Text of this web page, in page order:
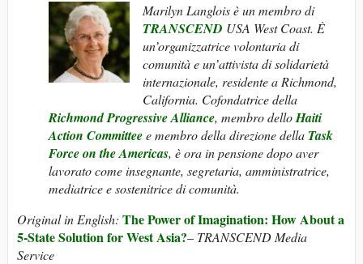
Marilyn Langlois è un membro di
TRANSCEND USA West Coast. È
un’organizzatrice volontaria di
comunità e un’attivista di solidarietà
internazionale, residente a Richmond,
California. Cofondatrice della
Richmond Progressive Alliance, membro delloHaiti
Action Committeee membro della direzione della Task
Force on the Americas, è ora in pensione dopo aver
lavorato come insegnante, segretaria, amministratrice,
mediatrice e sostenitrice di comunità.
Original in English: The Power of Imagination: How About a
5-State Solution for West Asia?– TRANSCEND Media
Service